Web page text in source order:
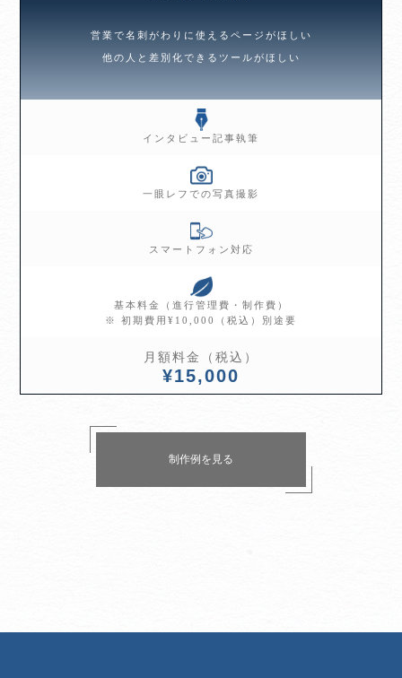
営業で名刺がわりに使えるページがほしい
他の人と差別化できるツールがほしい
インタビュー記事執筆
一眼レフでの写真撮影
スマートフォン対応
基本料金（進行管理費・制作費）
※ 初期費用¥10,000（税込）別途要
月額料金（税込）
¥15,000
制作例を見る